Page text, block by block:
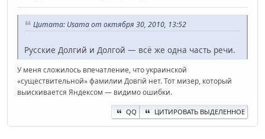
Цитата: Usama от октября 30, 2010, 13:52
Русские Долгий и Долгой — всё же одна часть речи.
У меня сложилось впечатление, что украинской
«существительной» фамилии Довгій нет. Тот мизер, который
выискивается Яндексом — видимо ошибки.
QQ ЦИТИРОВАТЬ ВЫДЕЛЕННОЕ